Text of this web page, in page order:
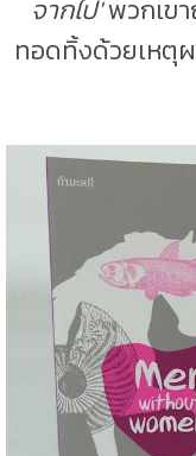
จากไป'พวกเข
ทอดทิ้งด้วยเหตุ